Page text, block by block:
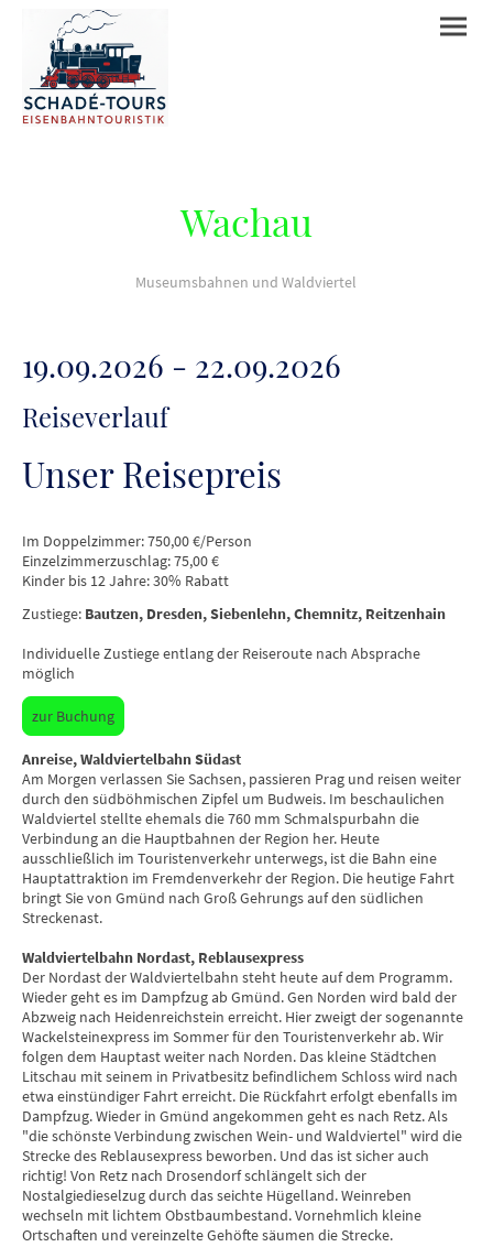
Wachau
Museumsbahnen und Waldviertel
19.09.2026 - 22.09.2026
Reiseverlauf
Unser Reisepreis
Im Doppelzimmer: 750,00 €/Person
Einzelzimmerzuschlag: 75,00 €
Kinder bis 12 Jahre: 30% Rabatt
Zustiege: Bautzen, Dresden, Siebenlehn, Chemnitz, Reitzenhain
Individuelle Zustiege entlang der Reiseroute nach Absprache
möglich
zur Buchung
Anreise, Waldviertelbahn Südast
Am Morgen verlassen Sie Sachsen, passieren Prag und reisen weiter
durch den südböhmischen Zipfel um Budweis. Im beschaulichen
Waldviertel stellte ehemals die 760 mm Schmalspurbahn die
Verbindung an die Hauptbahnen der Region her. Heute
ausschließlich im Touristenverkehr unterwegs, ist die Bahn eine
Hauptattraktion im Fremdenverkehr der Region. Die heutige Fahrt
bringt Sie von Gmünd nach Groß Gehrungs auf den südlichen
Streckenast.
Waldviertelbahn Nordast, Reblausexpress
Der Nordast der Waldviertelbahn steht heute auf dem Programm.
Wieder geht es im Dampfzug ab Gmünd. Gen Norden wird bald der
Abzweig nach Heidenreichstein erreicht. Hier zweigt der sogenannte
Wackelsteinexpress im Sommer für den Touristenverkehr ab. Wir
folgen dem Hauptast weiter nach Norden. Das kleine Städtchen
Litschau mit seinem in Privatbesitz befindlichem Schloss wird nach
etwa einstündiger Fahrt erreicht. Die Rückfahrt erfolgt ebenfalls im
Dampfzug. Wieder in Gmünd angekommen geht es nach Retz. Als
"die schönste Verbindung zwischen Wein- und Waldviertel" wird die
Strecke des Reblausexpress beworben. Und das ist sicher auch
richtig! Von Retz nach Drosendorf schlängelt sich der
Nostalgiedieselzug durch das seichte Hügelland. Weinreben
wechseln mit lichtem Obstbaumbestand. Vornehmlich kleine
Ortschaften und vereinzelte Gehöfte säumen die Strecke.